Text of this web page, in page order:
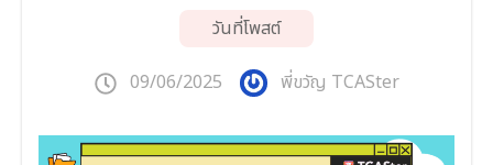
วันที่โพสต์
09/06/2025 พี่ขวัญ TCASter